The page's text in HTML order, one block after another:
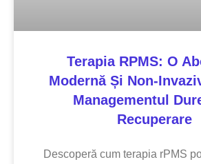
Terapia RPMS: O
Modernă Și Non-
Managementul
Recuperare
Descoperă cum terapia rPMS